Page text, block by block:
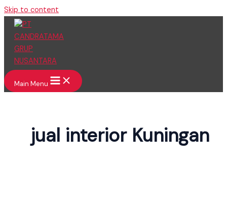
Skip to content
Main Menu
jual interior Kuningan